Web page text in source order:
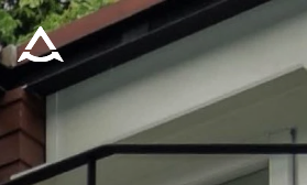
เครื่องมือและเอกสาร
บล็อก & ข่าวสาร